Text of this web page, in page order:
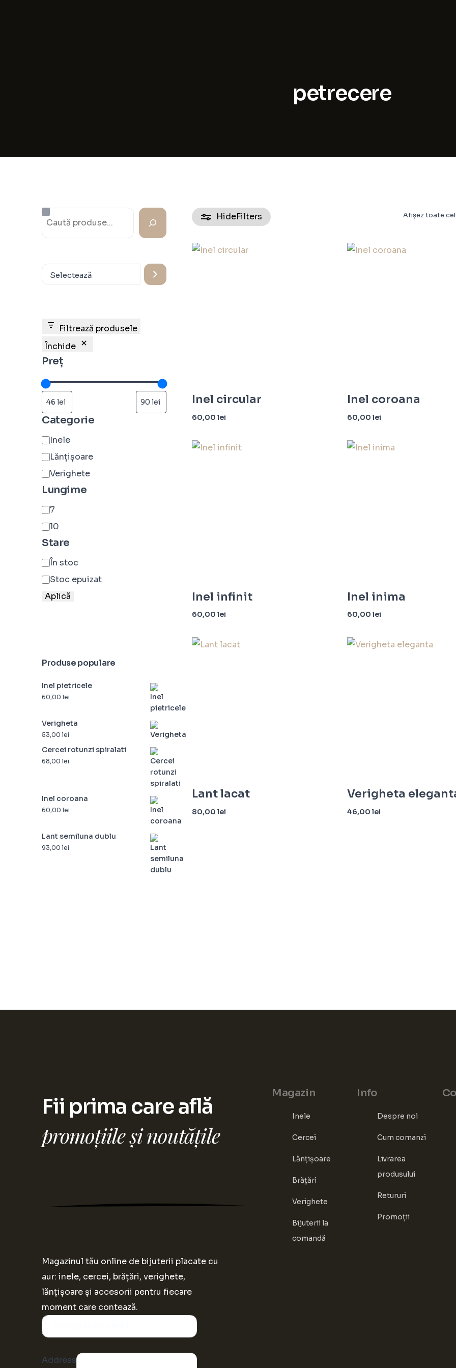
Ceasuri
petrecere
HideFilters Afișez toate
Inel circular
60,00 lei
Inel coroana
60,00 lei
Inel infinit
60,00 lei
Inel inima
60,00 lei
Lant lacat
80,00 lei
Verigheta
46,00 lei
Filtrează produsele
Închide
Preț
Categorie
Inele
Lănțișoare
Verighete
Lungime
7
10
Stare
În stoc
Stoc epuizat
Aplică
Produse populare
Inel pietricele
60,00 lei
Verigheta
53,00 lei
Cercei rotunzi spiralati
68,00 lei
Inel coroana
60,00 lei
Lant semiluna dublu
93,00 lei
Fii prima care află
promoțiile și noutățile
Magazinul tău online de bijuterii placate cu
aur: inele, cercei, brățări, verighete,
lănțișoare și accesorii pentru fiecare
moment care contează.
Address
Magazin
Inele
Cercei
Lănțișoare
Brățări
Verighete
Bijuterii la
comandă
Info
Despre noi
Cum comanzi
Livrarea
produsului
Retururi
Promoții